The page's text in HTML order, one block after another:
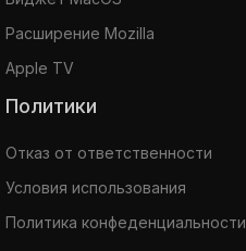
Расширение Mozilla
Apple TV
Политики
Отказ от ответственности
Условия использования
Политика конфеденциальности